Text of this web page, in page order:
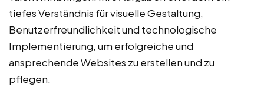
tiefes Verständnis für visuelle Gestaltung,
Benutzerfreundlichkeit und technologische
Implementierung, um erfolgreiche und
ansprechende Websites zu erstellen und zu
pflegen.